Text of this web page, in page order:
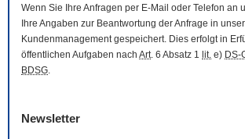
Wenn Sie Ihre Anfragen per E-Mail oder Telefon an
Ihre Angaben zur Beantwortung der Anfrage in
Kundenmanagement gespeichert. Dies erfolgt in
öffentlichen Aufgaben nach Art. 6 Absatz 1 lit. e) DS-
BDSG.
Newsletter